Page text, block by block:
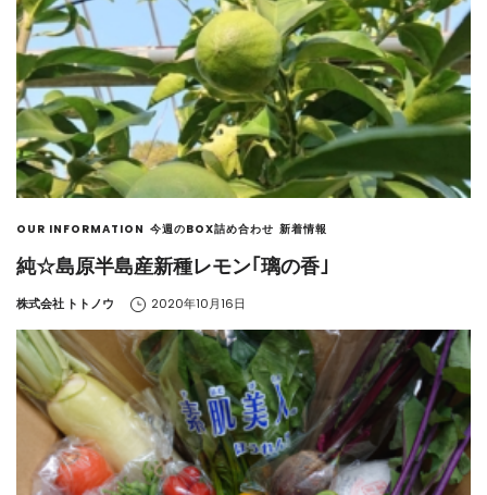
OUR INFORMATION 今週のBOX詰め合わせ 新着情報
純☆島原半島産新種レモン｢璃の香｣
by
株式会社 トトノウ 2020年10月16日